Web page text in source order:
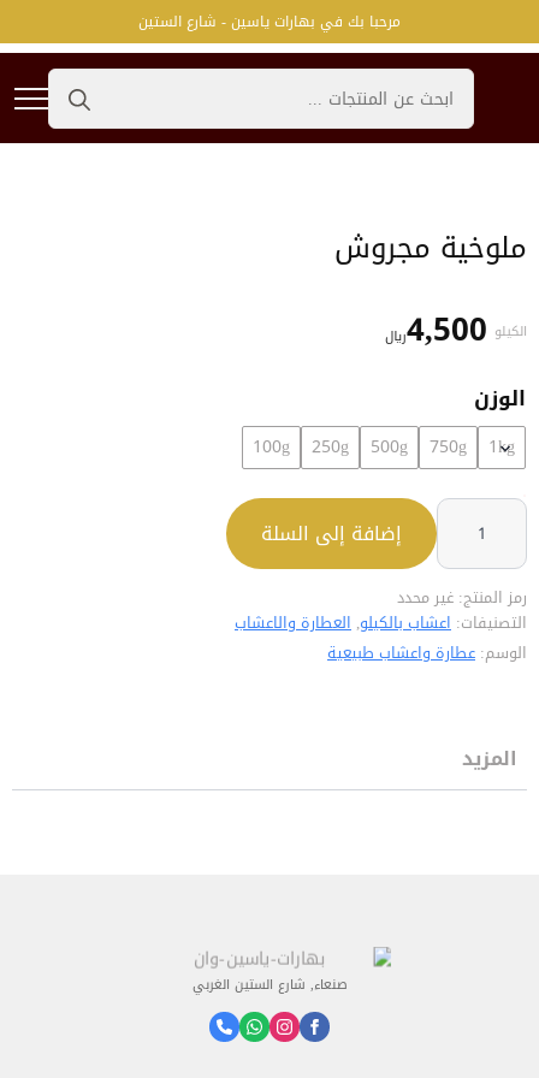
مرحبا بك في بهارات ياسين - شارع الستين
Search
for:
ملوخية مجروش
الكيلو 4,500﷼
الوزن
1kg
750g
500g
250g
100g
كمية
ملوخية
مجروش إضافة إلى السلة
رمز المنتج: غير محدد
التصنيفات: اعشاب بالكيلو, العطارة والاعشاب
الوسم: عطارة واعشاب طبيعية
المزيد
صنعاء, شارع الستين الغربي